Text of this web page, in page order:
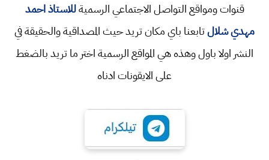
قنوات ومواقع التواصل الاجتماعي الرسميةللاستاذ احمد
مهدي شلالتابعنا باي مكان تريد حيث المصداقية والحقيقة في
النشر اولا باول وهذه هي المواقع الرسمية اختر ما تريد بالضغط
على الايقونات ادناه